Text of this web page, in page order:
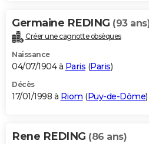
Germaine REDING (93
Créer une cagnotte obsèques
Naissance
04/07/1904 à Paris (Paris)
Décès
17/01/1998 à Riom (Puy-de-Dôme)
Rene REDING (86 ans)